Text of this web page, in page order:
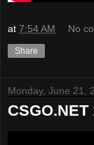
at 7:54 AM No
Share
Monday, June 21,
CSGO.NET